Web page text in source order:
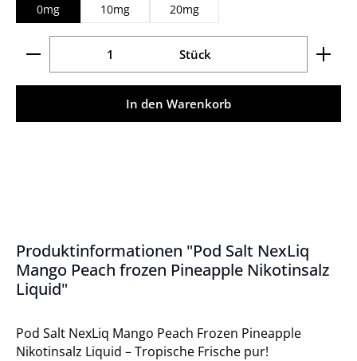
0mg 10mg 20mg
Produkt Anzahl: Gib den gewünschten Wert ein
Stück
In den Warenkorb
Produktinformationen "Pod Salt NexLiq
Mango Peach frozen Pineapple Nikotinsalz
Liquid"
Pod Salt NexLiq Mango Peach Frozen Pineapple
Nikotinsalz Liquid – Tropische Frische pur!